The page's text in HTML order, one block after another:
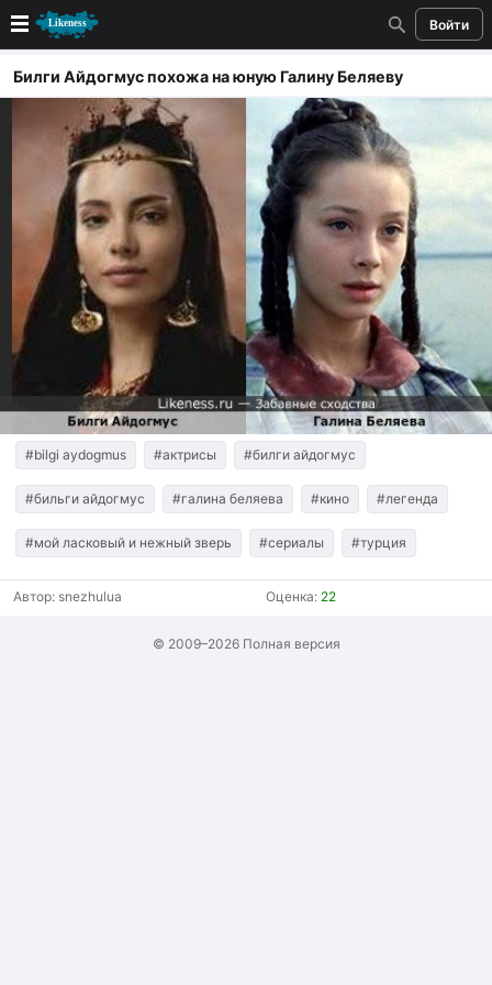
Войти
Новые
Лучшие
Голосование
Кандидаты
Случайное сходство 👍
Создать сходство
Для публикации необходима авторизация
Поиск
Билги Айдогмус похожа на юную Галину Беляеву
#bilgi aydogmus #актрисы #билги айдогмус
#бильги айдогмус #галина беляева #кино #легенда
#мой ласковый и нежный зверь #сериалы #турция
Автор: snezhulua Оценка: 22
© 2009–2026 Полная версия